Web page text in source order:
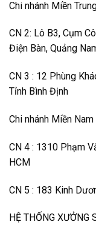
Chi nhánh Miền
CN 2: Lô B3, Cụm
Điện Bàn, Quảng
CN 3 : 12 Phùng
Tỉnh Bình Định
Chi nhánh Miền Nam
CN 4 : 1310 Phạm
HCM
CN 5 : 183 Kinh
HỆ THỐNG XƯỞNG